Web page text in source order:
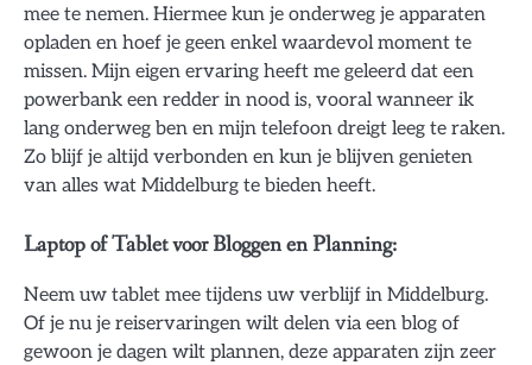
mee te nemen. Hiermee kun je onderweg je apparaten
opladen en hoef je geen enkel waardevol moment te
missen. Mijn eigen ervaring heeft me geleerd dat een
powerbank een redder in nood is, vooral wanneer ik
lang onderweg ben en mijn telefoon dreigt leeg te raken.
Zo blijf je altijd verbonden en kun je blijven genieten
van alles wat Middelburg te bieden heeft.
Laptop of Tablet voor Bloggen en Planning:
Neem uw tablet mee tijdens uw verblijf in Middelburg.
Of je nu je reiservaringen wilt delen via een blog of
gewoon je dagen wilt plannen, deze apparaten zijn zeer